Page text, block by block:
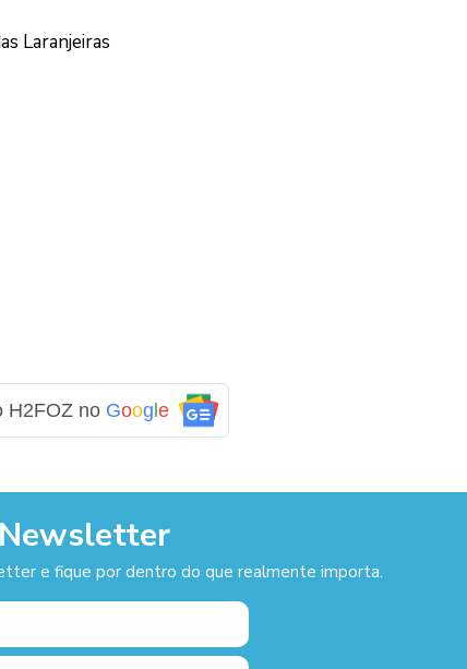
Laranjeiras
H2FOZ no Google
Newsletter
e fique por dentro do que realmente importa.